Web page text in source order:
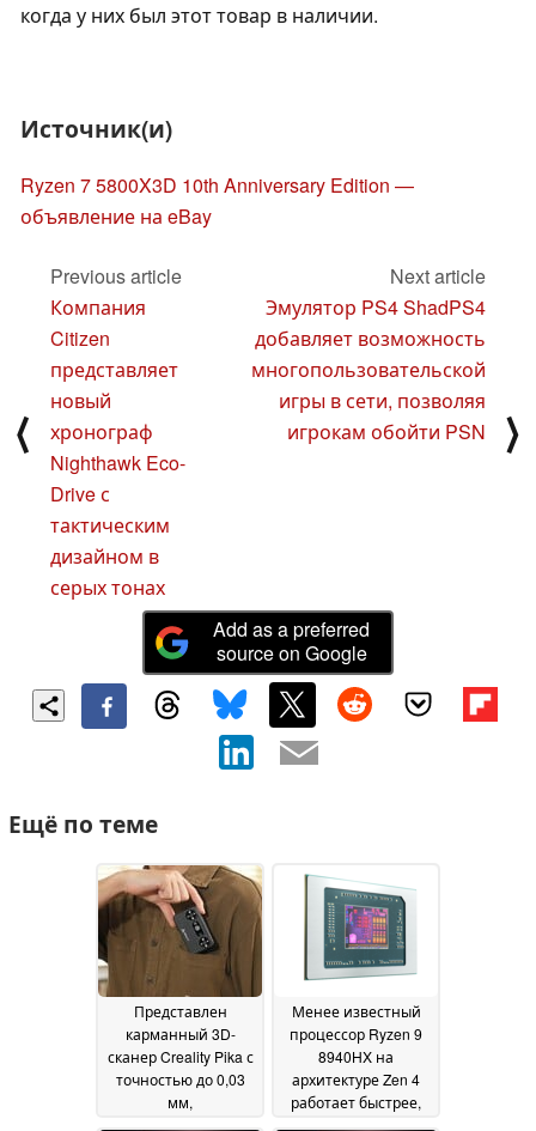
когда у них был этот товар в наличии.
Источник(и)
Ryzen 7 5800X3D 10th Anniversary Edition —
объявление на eBay
⟨
Previous article
Компания
Citizen
представляет
новый
хронограф
Nighthawk Eco-
Drive с
тактическим
дизайном в
серых тонах
Next article
Эмулятор PS4 ShadPS4
добавляет возможность
многопользовательской
игры в сети, позволяя
игрокам обойти PSN
⟩
Add as a preferred
source on Google
Ещё по теме
Представлен
карманный 3D-
сканер Creality Pika с
точностью до 0,03
мм,
Менее известный
процессор Ryzen 9
8940HX на
архитектуре Zen 4
работает быстрее,